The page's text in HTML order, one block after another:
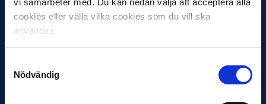
cookies eller välja vilka cookies som du vill ska
användas.
Nödvändig
7 AUGUSTI